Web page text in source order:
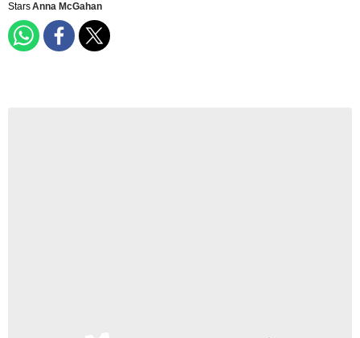
StarsAnna McGahan